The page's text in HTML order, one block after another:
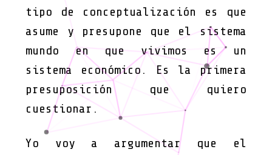
tipo de conceptualización es que
asume y presupone que el sistema
mundo en que vivimos es un
sistema económico. Es la primera
presuposición que quiero
cuestionar.
Yo voy a argumentar que el